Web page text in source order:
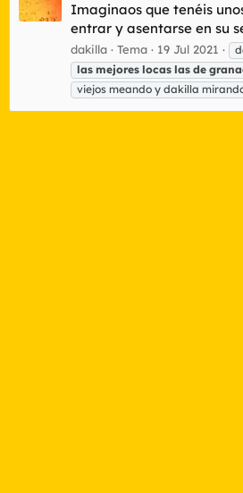
Imaginaos que tenéis
entrar y asentarse en su
dakilla Tema 19 Jul 2021
las mejores locas las de
viejos meando y dakilla